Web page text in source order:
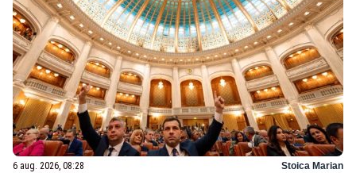
6 aug. 2026, 08:28 Stoica Marian